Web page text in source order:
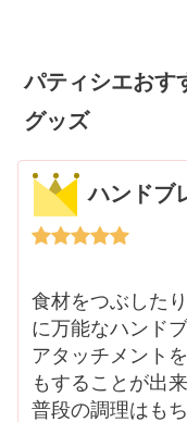
パティシエおす
グッズ
ハンドブ
食材をつぶした
に万能なハンド
アタッチメント
もすることが出来
普段の調理はも